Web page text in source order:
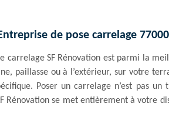
de pose carrelage 77000
carrelage SF Rénovation est parmi la
paillasse ou à l’extérieur, sur votre
Poser un carrelage n’est pas un
Rénovation se met entièrement à votre